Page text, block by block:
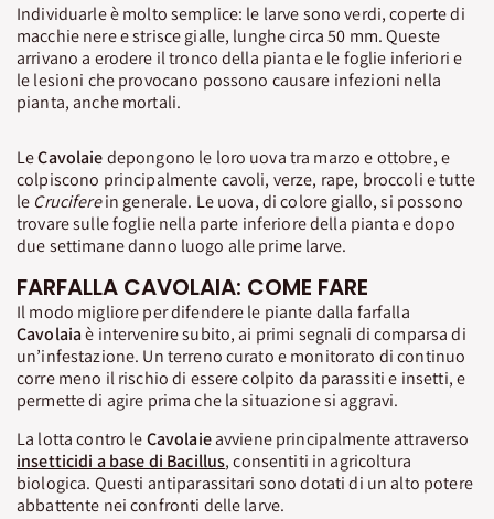
Individuarle è molto semplice: le larve sono verdi, coperte di
macchie nere e strisce gialle, lunghe circa 50 mm. Queste
arrivano a erodere il tronco della pianta e le foglie inferiori e
le lesioni che provocano possono causare infezioni nella
pianta, anche mortali.
LeCavolaiedepongono le loro uova tra marzo e ottobre, e
colpiscono principalmente cavoli, verze, rape, broccoli e tutte
le Cruciferein generale. Le uova, di colore giallo, si possono
trovare sulle foglie nella parte inferiore della pianta e dopo
due settimane danno luogo alle prime larve.
FARFALLA CAVOLAIA: COME FARE
Il modo migliore per difendere le piante dalla farfalla
Cavolaiaè intervenire subito, ai primi segnali di comparsa di
un’infestazione. Un terreno curato e monitorato di continuo
corre meno il rischio di essere colpito da parassiti e insetti, e
permette di agire prima che la situazione si aggravi.
La lotta contro leCavolaieavviene principalmente attraverso
insetticidi a base di Bacillus, consentiti in agricoltura
biologica. Questi antiparassitari sono dotati di un alto potere
abbattente nei confronti delle larve.